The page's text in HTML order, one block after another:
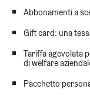
Abbonamenti a
Gift card: una
Tariffa agevolata
di welfare
Pacchetto